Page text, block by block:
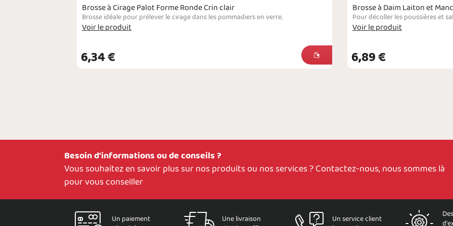
Brosse à Cirage Palot Forme Ronde Crin clair
Brosse idéale pour prélever le cirage dans les pommadiers en verre.
Voir le produit
6,34 €
Brosse à Daim Laiton et
Voir le produit
6,89 €
Besoin d'informations ou de conseils ?
Vous souhaitez en savoir plus sur nos produits ou nos services ? Contactez-nous, nous sommes là
pour vous conseiller
Un paiement
Une livraison
Un service client